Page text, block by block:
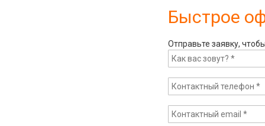
Быстрое
Отправьте заявку,